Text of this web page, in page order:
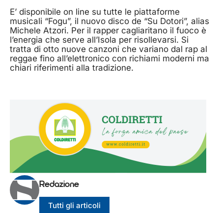
E’ disponibile on line su tutte le piattaforme
musicali “Fogu”, il nuovo disco de “Su Dotori”, alias
Michele Atzori. Per il rapper cagliaritano il fuoco è
l’energia che serve all’Isola per risollevarsi. Si
tratta di otto nuove canzoni che variano dal rap al
reggae fino all’elettronico con richiami moderni ma
chiari riferimenti alla tradizione.
Redazione
Tutti gli articoli